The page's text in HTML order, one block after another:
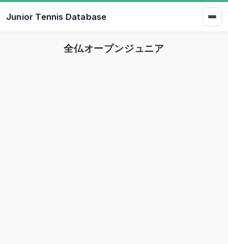
Junior Tennis Database
全仏オープンジュニア